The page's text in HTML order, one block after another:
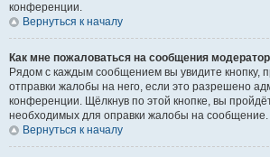
конференции.
Вернуться к началу
Как мне пожаловаться на сообщения
Рядом с каждым сообщением вы увидите кнопку,
отправки жалобы на него, если это разрешено
конференции. Щёлкнув по этой кнопке, вы
необходимых для оправки жалобы на сообщение.
Вернуться к началу